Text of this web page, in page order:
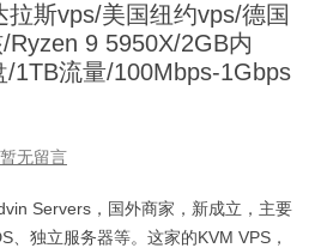
斯vps/美国纽约vps/德国
Ryzen 9 5950X/2GB内
1TB流量/100Mbps-1Gbps
暂无留言
Servers，国外商家，新成立，主要
、独立服务器等。这家的KVM VPS，